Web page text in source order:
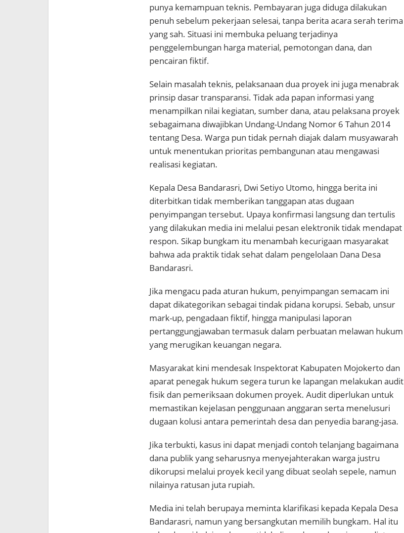
punya kemampuan teknis. Pembayaran juga diduga dilakukan
penuh sebelum pekerjaan selesai, tanpa berita acara serah terima
yang sah. Situasi ini membuka peluang terjadinya
penggelembungan harga material, pemotongan dana, dan
pencairan fiktif.
Selain masalah teknis, pelaksanaan dua proyek ini juga menabrak
prinsip dasar transparansi. Tidak ada papan informasi yang
menampilkan nilai kegiatan, sumber dana, atau pelaksana proyek
sebagaimana diwajibkan Undang-Undang Nomor 6 Tahun 2014
tentang Desa. Warga pun tidak pernah diajak dalam musyawarah
untuk menentukan prioritas pembangunan atau mengawasi
realisasi kegiatan.
Kepala Desa Bandarasri, Dwi Setiyo Utomo, hingga berita ini
diterbitkan tidak memberikan tanggapan atas dugaan
penyimpangan tersebut. Upaya konfirmasi langsung dan tertulis
yang dilakukan media ini melalui pesan elektronik tidak mendapat
respon. Sikap bungkam itu menambah kecurigaan masyarakat
bahwa ada praktik tidak sehat dalam pengelolaan Dana Desa
Bandarasri.
Jika mengacu pada aturan hukum, penyimpangan semacam ini
dapat dikategorikan sebagai tindak pidana korupsi. Sebab, unsur
mark-up, pengadaan fiktif, hingga manipulasi laporan
pertanggungjawaban termasuk dalam perbuatan melawan hukum
yang merugikan keuangan negara.
Masyarakat kini mendesak Inspektorat Kabupaten Mojokerto dan
aparat penegak hukum segera turun ke lapangan melakukan audit
fisik dan pemeriksaan dokumen proyek. Audit diperlukan untuk
memastikan kejelasan penggunaan anggaran serta menelusuri
dugaan kolusi antara pemerintah desa dan penyedia barang-jasa.
Jika terbukti, kasus ini dapat menjadi contoh telanjang bagaimana
dana publik yang seharusnya menyejahterakan warga justru
dikorupsi melalui proyek kecil yang dibuat seolah sepele, namun
nilainya ratusan juta rupiah.
Media ini telah berupaya meminta klarifikasi kepada Kepala Desa
Bandarasri, namun yang bersangkutan memilih bungkam. Hal itu